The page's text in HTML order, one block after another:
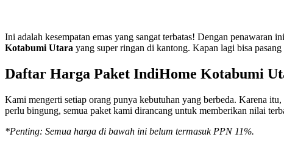
Ini adalah kesempatan emas yang sangat terbatas! Dengan penawaran
Kotabumi Utara yang super ringan di kantong. Kapan lagi bisa
Daftar Harga Paket IndiHome Kotabumi
Kami mengerti setiap orang punya kebutuhan yang berbeda. Karena
perlu bingung, semua paket kami dirancang untuk memberikan nilai
*Penting: Semua harga di bawah ini belum termasuk PPN 11%.